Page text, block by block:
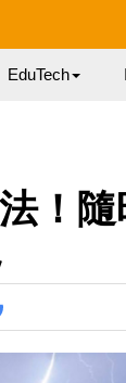
EduTech
！